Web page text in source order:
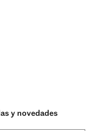
y novedades